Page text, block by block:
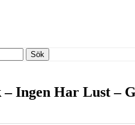
Sök
Ingen Har Lust –